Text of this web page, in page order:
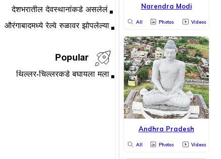
Popular
Narendra Modi
All Photos Videos
Andhra Pradesh
All Photos Videos